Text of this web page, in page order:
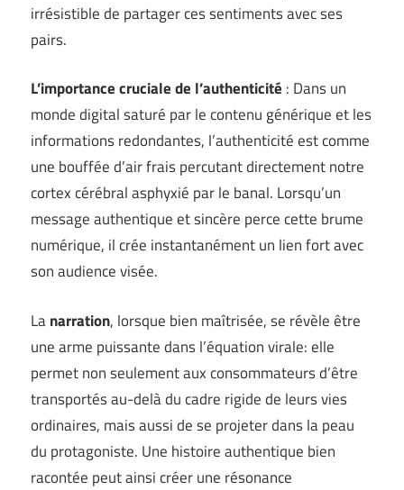
irrésistible de partager ces sentiments avec ses
pairs.
L’importance cruciale de l’authenticité : Dans un
monde digital saturé par le contenu générique et les
informations redondantes, l’authenticité est comme
une bouffée d’air frais percutant directement notre
cortex cérébral asphyxié par le banal. Lorsqu’un
message authentique et sincère perce cette brume
numérique, il crée instantanément un lien fort avec
son audience visée.
Lanarration, lorsque bien maîtrisée, se révèle être
une arme puissante dans l’équation virale: elle
permet non seulement aux consommateurs d’être
transportés au-delà du cadre rigide de leurs vies
ordinaires, mais aussi de se projeter dans la peau
du protagoniste. Une histoire authentique bien
racontée peut ainsi créer une résonance